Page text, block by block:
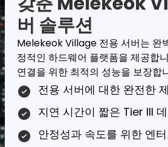
버 솔루션
Melekeok Village 전용 서버는 완
정적인 하드웨어 플랫폼을 제공합
연결을 위한 최적의 성능을 보장합
전용 서버에 대한 완전한
지연 시간이 짧은 Tier III
안정성과 속도를 위한 엔